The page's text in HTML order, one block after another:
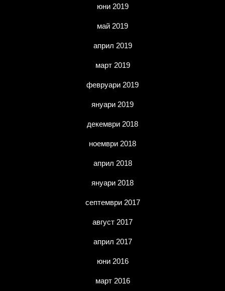
юни 2019
май 2019
април 2019
март 2019
февруари 2019
януари 2019
декември 2018
ноември 2018
април 2018
януари 2018
септември 2017
август 2017
април 2017
юни 2016
март 2016